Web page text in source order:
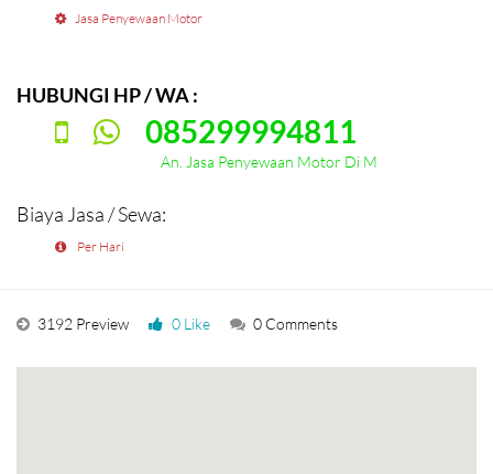
Jasa Penyewaan Motor
HUBUNGI HP / WA :
085299994811
An. Jasa Penyewaan Motor Di M
Biaya Jasa / Sewa:
Per Hari
3192 Preview 0 Like 0 Comments